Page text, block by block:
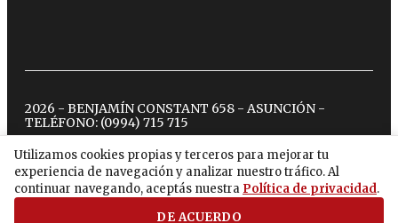
Utilizamos cookies propias y terceros para mejorar tu
experiencia de navegación y analizar nuestro tráfico. Al
continuar navegando, aceptás nuestra Política de privacidad.
DE ACUERDO
2026 - BENJAMÍN CONSTANT 658 - ASUNCIÓN -
TELÉFONO: (0994) 715 715
twitterinstagram
facebook
tiktokyoutubespotify